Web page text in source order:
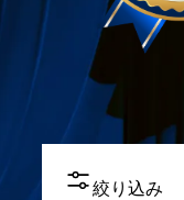
絞り込み